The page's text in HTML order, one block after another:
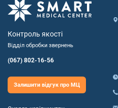
Контроль якості
Відділ обробки звернень
(067) 802-16-56
Залишити відгук про МЦ